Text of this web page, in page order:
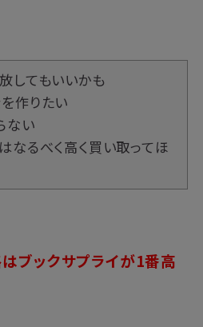
してもいいかも
作りたい
ない
なるべく高く買い取ってほ
ブックサプライが1番高